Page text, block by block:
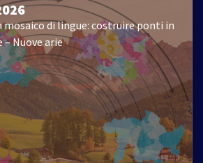
mosaico di lingue: costruire ponti in
– Nuove arie